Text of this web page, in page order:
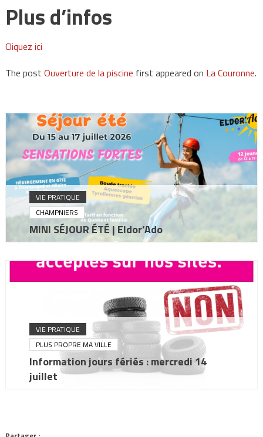
Plus d’infos
Cliquez ici
The post Ouverture de la piscine first appeared on La Couronne.
VIE PRATIQUE
CHAMPNIERS
MINI SÉJOUR ÉTÉ | Eldor’Ado
VIE PRATIQUE
PLUS PROPRE MA VILLE
Information jours fériés : mercredi 14
juillet